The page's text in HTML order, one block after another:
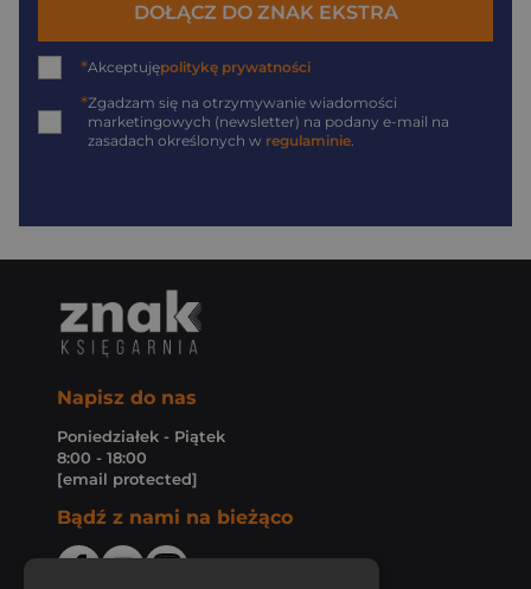
DOŁĄCZ DO ZNAK EKSTRA
*Akceptujępolitykę prywatności
*Zgadzam się na otrzymywanie wiadomości
marketingowych (newsletter) na podany e-mail na
zasadach określonych w regulaminie.
Napisz do nas
Poniedziałek - Piątek
8:00 - 18:00
[email protected]
Bądź z nami na bieżąco